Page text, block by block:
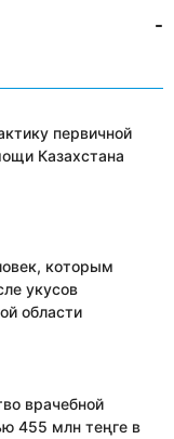
-
первичной
Казахстана
которым
укусов
области
врачебной
455 млн теңге в